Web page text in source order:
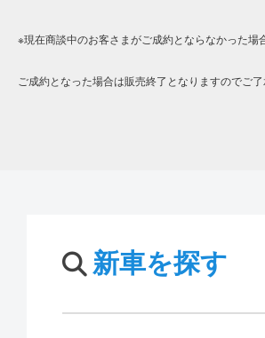
※現在商談中のお客さまがご成約とならなかった
ご成約となった場合は販売終了となりますのでご了
新車を探す